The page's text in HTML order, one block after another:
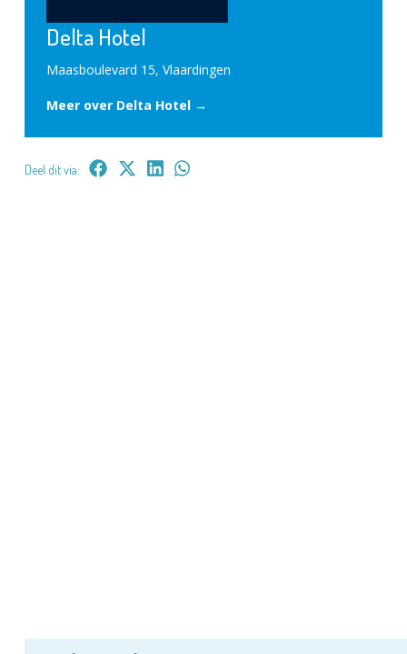
Delta Hotel
Maasboulevard 15, Vlaardingen
Meer over Delta Hotel →
Deel dit via: